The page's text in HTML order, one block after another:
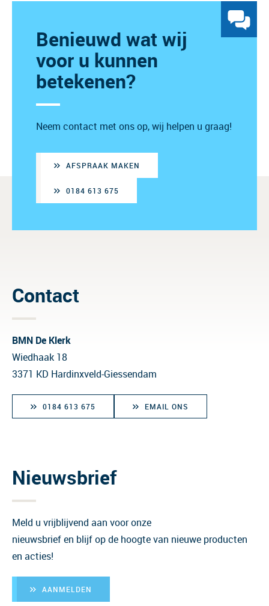
Benieuwd wat wij
voor u kunnen
betekenen?
Neem contact met ons op, wij helpen u graag!
AFSPRAAK MAKEN
0184 613 675
Contact
BMN De Klerk
Wiedhaak 18
3371 KD Hardinxveld-Giessendam
0184 613 675 EMAIL ONS
Nieuwsbrief
Meld u vrijblijvend aan voor onze
nieuwsbrief en blijf op de hoogte van nieuwe producten
en acties!
AANMELDEN